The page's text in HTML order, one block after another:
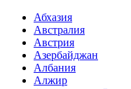
Абхазия
Австралия
Австрия
Азербайджан
Албания
Алжир